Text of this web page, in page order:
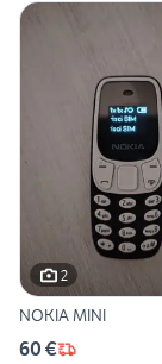
2
NOKIA MINI
60 €